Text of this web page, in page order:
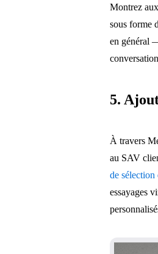
Montrez
sous forme
en général
5.
À travers
au SAV
de
essayages